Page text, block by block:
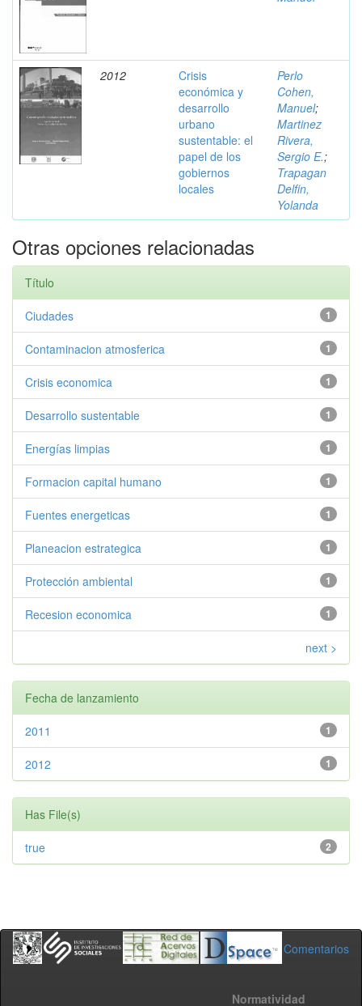
2012
Crisis
económica y
desarrollo
urbano
sustentable: el
papel de los
gobiernos
locales
Perlo
Cohen,
Manuel;
Martinez
Rivera,
Sergio E.;
Trapagan
Delfin,
Yolanda
Otras opciones relacionadas
Título
1
Ciudades
1
Contaminacion atmosferica
1
Crisis economica
1
Desarrollo sustentable
1
Energías limpias
1
Formacion capital humano
1
Fuentes energeticas
1
Planeacion estrategica
1
Protección ambiental
1
Recesion economica
next >
Fecha de lanzamiento
1
2011
1
2012
Has File(s)
2
true
Comentarios
Normatividad